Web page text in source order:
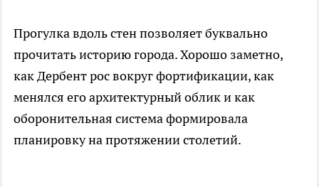
Прогулка вдоль стен позволяет буквально
прочитать историю города. Хорошо заметно,
как Дербент рос вокруг фортификации, как
менялся его архитектурный облик и как
оборонительная система формировала
планировку на протяжении столетий.